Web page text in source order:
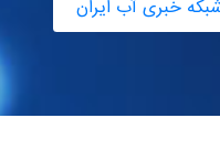
خبری آب ایران